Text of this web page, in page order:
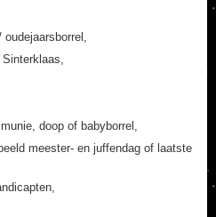
doop of babyborrel,
meester- en juffendag of laatste